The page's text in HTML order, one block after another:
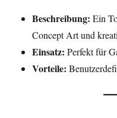
Beschreibung: Ein
Concept Art und
Einsatz: Perfekt für
Vorteile: